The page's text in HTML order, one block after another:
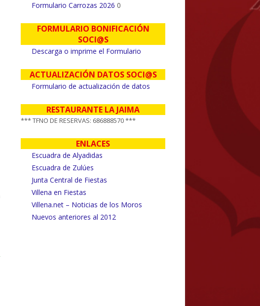
Formulario Carrozas 2026 0
FORMULARIO BONIFICACIÓN
SOCI@S
Descarga o imprime el Formulario
ACTUALIZACIÓN DATOS SOCI@S
Formulario de actualización de datos
RESTAURANTE LA JAIMA
*** TFNO DE RESERVAS: 686888570 ***
ENLACES
Escuadra de Alyadidas
Escuadra de Zulúes
Junta Central de Fiestas
Villena en Fiestas
Villena.net – Noticias de los Moros
Nuevos anteriores al 2012